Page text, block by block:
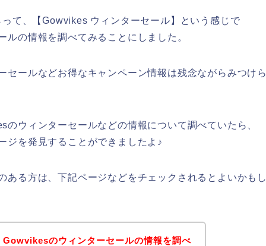
て、【Gowvikes ウィンターセール】という感じで
の情報を調べてみることにしました。
セールなどお得なキャンペーン情報は残念ながらみつけら
ウィンターセールなどの情報について調べていたら、
ジを発見することができましたよ♪
ある方は、下記ページなどをチェックされるとよいかもし
Gowvikesのウィンターセールの情報を調べ